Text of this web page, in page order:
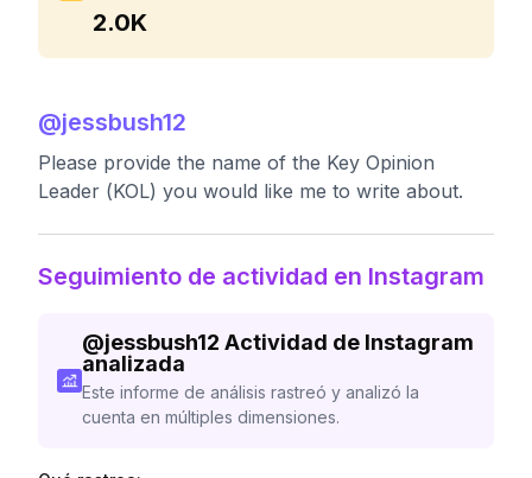
2.0K
@jessbush12
Please provide the name of the Key Opinion
Leader (KOL) you would like me to write about.
Seguimiento de actividad en Instagram
@jessbush12 Actividad de Instagram
analizada
Este informe de análisis rastreó y analizó la
cuenta en múltiples dimensiones.